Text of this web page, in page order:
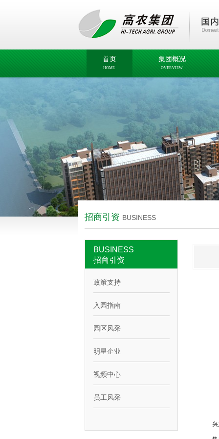
首页
HOME
集团概况
OVERVIEW
招商引资 BUSINESS
BUSINESS
招商引资
政策支持
入园指南
园区风采
明星企业
视频中心
员工风采
兴